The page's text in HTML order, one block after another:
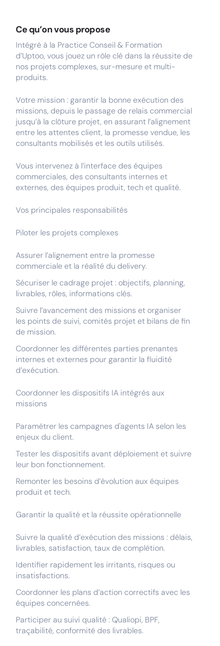
Ce qu’on vous propose
Intégré à la Practice Conseil & Formation
d’Uptoo, vous jouez un rôle clé dans la réussite de
nos projets complexes, sur-mesure et multi-
produits.
Votre mission : garantir la bonne exécution des
missions, depuis le passage de relais commercial
jusqu’à la clôture projet, en assurant l’alignement
entre les attentes client, la promesse vendue, les
consultants mobilisés et les outils utilisés.
Vous intervenez à l’interface des équipes
commerciales, des consultants internes et
externes, des équipes produit, tech et qualité.
Vos principales responsabilités
Piloter les projets complexes
Assurer l’alignement entre la promesse
commerciale et la réalité du delivery.
Sécuriser le cadrage projet : objectifs, planning,
livrables, rôles, informations clés.
Suivre l’avancement des missions et organiser
les points de suivi, comités projet et bilans de fin
de mission.
Coordonner les différentes parties prenantes
internes et externes pour garantir la fluidité
d’exécution.
Coordonner les dispositifs IA intégrés aux
missions
Paramétrer les campagnes d'agents IA selon les
enjeux du client.
Tester les dispositifs avant déploiement et suivre
leur bon fonctionnement.
Remonter les besoins d’évolution aux équipes
produit et tech.
Garantir la qualité et la réussite opérationnelle
Suivre la qualité d’exécution des missions : délais,
livrables, satisfaction, taux de complétion.
Identifier rapidement les irritants, risques ou
insatisfactions.
Coordonner les plans d’action correctifs avec les
équipes concernées.
Participer au suivi qualité : Qualiopi, BPF,
traçabilité, conformité des livrables.